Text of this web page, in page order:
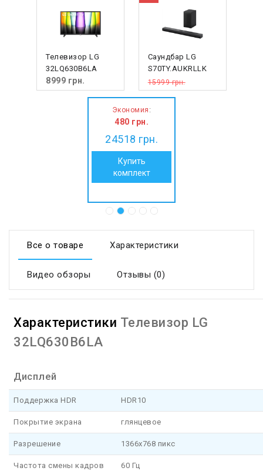
Телевизор LG
32LQ630B6LA
8999 грн.
Саундбар LG
S70TY.AUKRLLK
15999 грн.
15519грн.
Экономия :
480 грн.
24518 грн.
Купить
комплект
Все о товаре Характеристики
Видео обзоры Отзывы (0)
Характеристики Телевизор LG
32LQ630B6LA
Дисплей
Поддержка HDR HDR10
Покрытие экрана глянцевое
Разрешение 1366x768 пикс
Частота смены кадров 60 Гц